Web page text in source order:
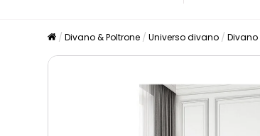
Divano & Poltrone Universo divano Divano